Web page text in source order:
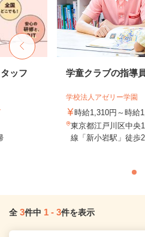
ッフ 学童クラブの指導
学校法人アゼリー学園
時給1,310円～時給
東京都江戸川区中央
線「新小岩駅」徒歩
全 3件中 1 - 3件を表示